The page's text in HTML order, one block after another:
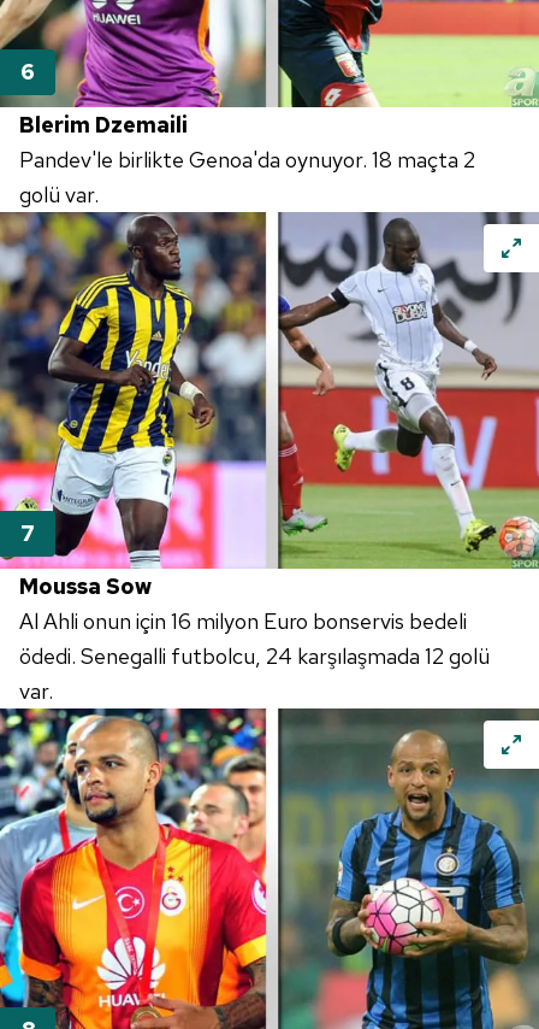
Blerim Dzemaili
Pandev'le birlikte Genoa'da oynuyor. 18 maçta 2
golü var.
Moussa Sow
Al Ahli onun için 16 milyon Euro bonservis bedeli
ödedi. Senegalli futbolcu, 24 karşılaşmada 12 golü
var.